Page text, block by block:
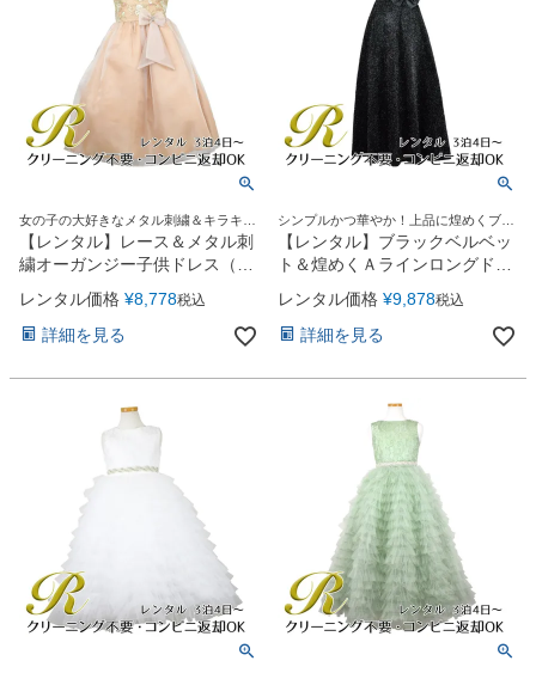
女の子の大好きなメタル刺繍＆キラキラ
オーガンジーリボンがポイント♪
【レンタル】レース＆メタル刺
繍オーガンジー子供ドレス（リ
ボンコサージュ付）(CC2461)
シャンパン
レンタル価格 ¥8,778税込
詳細を見る
シンプルかつ華やか！上品に煌めくブラ
ックロングドレス
【レンタル】ブラックベルベッ
ト＆煌めくＡラインロングドレ
ス※ウエストリボン結び型
(YP157)ブラック
レンタル価格 ¥9,878税込
詳細を見る